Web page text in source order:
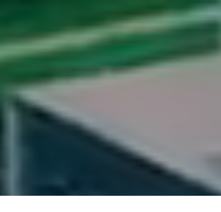
Rechenzentren und künstliche Intelligenz (KI), die
ihren Strombedarf der IEA zufolge bis 2035
verdreifachen. Energie effizient zu gewinnen, zu
transportieren und zu nutzen bleibt eine große
gesamtgesellschaftliche Herausforderung, der sich
auch Schaeffler stellt. Wie? Darauf gibt die Motion
Technology Company auch auf der CES 2026 in Las
Vegas Antworten.
Aus Erfahrung effizient
Die von Schaeffler gezeigten Technologien
adressieren den weltweit stark wachsenden
Energiebedarf. Sie kommen sowohl in erneuerbaren
und konventionellen Energieanlagen als auch in
stromhungrigen Rechenzentren zum Einsatz.